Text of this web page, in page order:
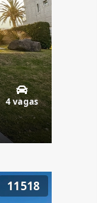
4 vagas
11518